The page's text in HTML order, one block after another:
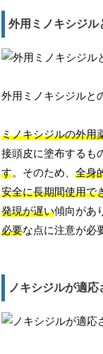
外用ミノキシジル
外用ミノキシジルと
ミノキシジルの外用
接頭皮に塗布するも
す。そのため、全身
安全に長期間使用で
発現が遅い傾向があ
必要な点に注意が必
ノキシジルが適応